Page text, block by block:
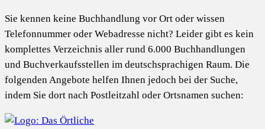
Sie kennen keine Buchhandlung vor Ort oder wissen
Telefonnummer oder Webadresse nicht? Leider gibt es kein
komplettes Verzeichnis aller rund 6.000 Buchhandlungen
und Buchverkaufsstellen im deutschsprachigen Raum. Die
folgenden Angebote helfen Ihnen jedoch bei der Suche,
indem Sie dort nach Postleitzahl oder Ortsnamen suchen: